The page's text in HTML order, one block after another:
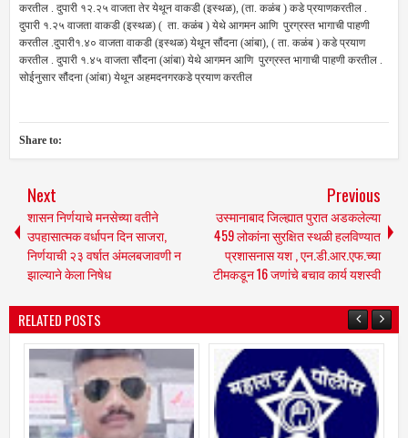
करतील . दुपारी १२.२५ वाजता तेर येथून वाकडी (इस्थळ), (ता. कळंब ) कडे प्रयाणकरतील .
दुपारी १.२५ वाजता वाकडी (इस्थळ) ( ता. कळंब ) येथे आगमन आणि पुरग्रस्त भागाची पाहणी
करतील .दुपारी१.४० वाजता वाकडी (इस्थळ) येथून सौंदना (आंबा), ( ता. कळंब ) कडे प्रयाण
करतील . दुपारी १.४५ वाजता सौंदना (आंबा) येथे आगमन आणि पुरग्रस्त भागाची पाहणी करतील .
सोईनुसार सौंदना (आंबा) येथून अहमदनगरकडे प्रयाण करतील
Share to:
Next
शासन निर्णयाचे मनसेच्या वतीने
उपहासात्मक वर्धापन दिन साजरा,
निर्णयाची २३ वर्षात अंमलबजावणी न
झाल्याने केला निषेध
Previous
उस्मानाबाद जिल्ह्यात पुरात अडकलेल्या
459 लोकांना सुरक्षित स्थळी हलविण्यात
प्रशासनास यश , एन.डी.आर.एफ.च्या
टीमकडून 16 जणांचे बचाव कार्य यशस्वी
RELATED POSTS